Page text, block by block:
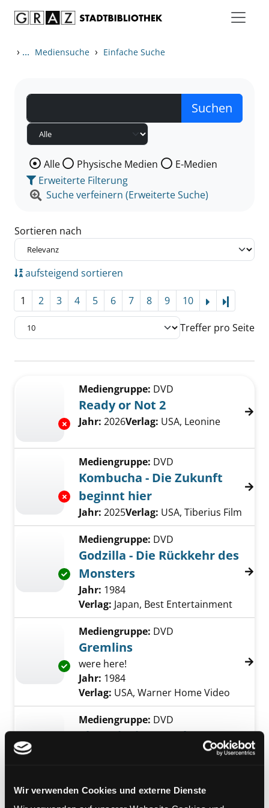
Wir verwenden Cookies und externe Dienste
› ... Mediensuche › Einfache Suche
Wählen Sie die Medienart nach der Sie suchen wollen.
Alle Physische Medien
E-Medien
Erweiterte Filterung
Suche verfeinern (Erweiterte Suche)
Sortieren nach
aufsteigend sortieren
1 2 3 4 5 6 7 8 9 10
Treffer pro Seite
Zu den Suchfiltern springen
Exemplar-Details von Ready or Not 2
Mediengruppe: DVD
Ready or Not 2
Suche nach diesem Verfasser
Jahr: 2026Verlag: USA, Leonine
Exemplar-Details von Kombucha - Die
Mediengruppe: DVD
Kombucha - Die Zukunft
beginnt hier
Suche nach diesem Verfasser
Jahr: 2025Verlag: USA, Tiberius Film
Exemplar-Details von Godzilla - Die
Mediengruppe: DVD
Godzilla - Die Rückkehr des
Monsters
Suche nach diesem Verfasser
Jahr: 1984
Verlag: Japan, Best Entertainment
Exemplar-Details von Gremlins anzeigen
Mediengruppe: DVD
Gremlins
were here!
Suche nach diesem Verfasser
Jahr: 1984
Verlag: USA, Warner Home Video
Exemplar-Details von The Grieving - Asche
Mediengruppe: DVD
The Grieving - Asche zu
Verlag:
Italien, Tiberius Film